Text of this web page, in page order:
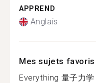
APPREND
Anglais
Mes sujets favoris
Everything 量子力